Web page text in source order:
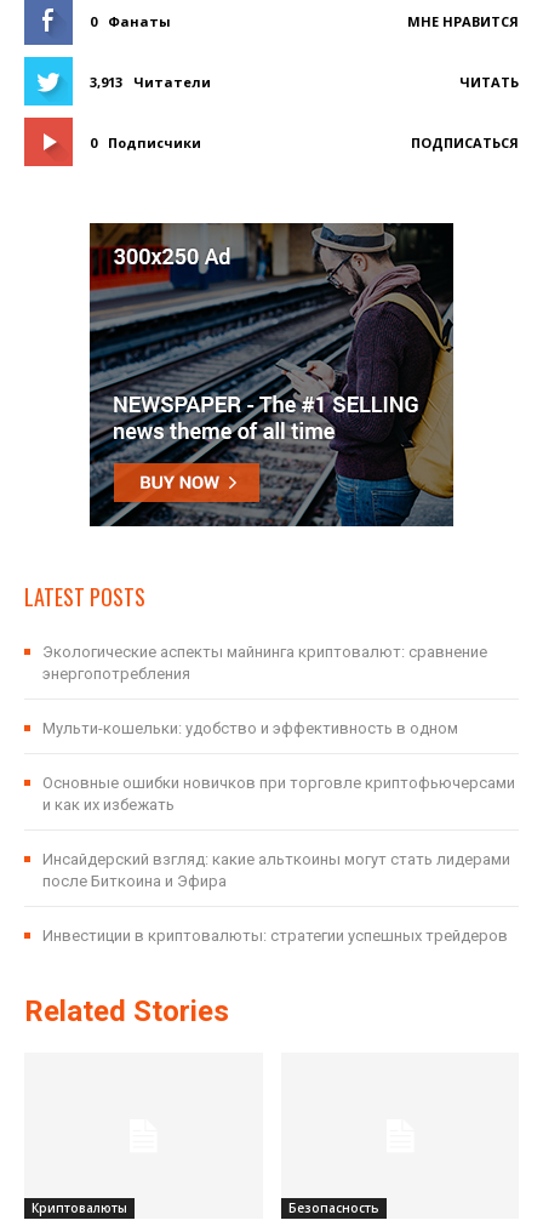
0 Фанаты МНЕ НРАВИТСЯ
3,913 Читатели ЧИТАТЬ
0 Подписчики ПОДПИСАТЬСЯ
LATEST POSTS
Экологические аспекты майнинга криптовалют: сравнение
энергопотребления
Мульти-кошельки: удобство и эффективность в одном
Основные ошибки новичков при торговле криптофьючерсами
и как их избежать
Инсайдерский взгляд: какие альткоины могут стать лидерами
после Биткоина и Эфира
Инвестиции в криптовалюты: стратегии успешных трейдеров
Related Stories
Криптовалюты Безопасность